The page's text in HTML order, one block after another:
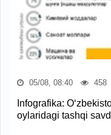
05/08, 08:40 458
Infografika:
oylaridagi tashqi